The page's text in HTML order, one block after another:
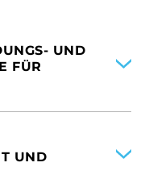
UND
FÜR
UND